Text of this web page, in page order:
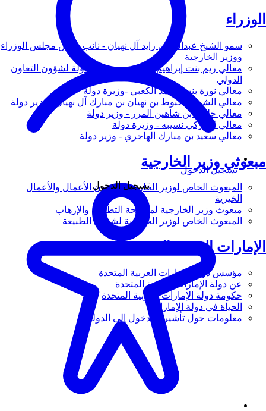
الوزراء
سمو الشيخ عبدالله بن زايد آل نهيان - نائب رئيس مجلس الوزراء
ووزير الخارجية
معالي ريم بنت إبراهيم الهاشمي - وزيرة دولة لشؤون التعاون
الدولي
معالي نورة بنت محمد الكعبي -وزيرة دولة
معالي الشيخ شخبوط بن نهيان بن مبارك آل نهيان - وزير دولة
معالي خليفة بن شاهين المرر - وزير دولة
معالي لانا زكي نسيبه - وزيرة دولة
معالي سعيد بن مبارك الهاجري - وزير دولة
مبعوثي وزير الخارجية
المبعوث الخاص لوزير الخارجية لشؤون الأعمال والأعمال
الخيرية
مبعوث وزير الخارجية لمكافحة التطرف والإرهاب
المبعوث الخاص لوزير الخارجية لشؤون الطبيعة
الإمارات العربية المتحدة
مؤسس دولة الإمارات العربية المتحدة
عن دولة الإمارات العربية المتحدة
حكومة دولة الإمارات العربية المتحدة
الحياة في دولة الإمارات
معلومات حول تأشيرة الدخول إلى الدولة
تسجيل الدخول
تسجيل الدخول